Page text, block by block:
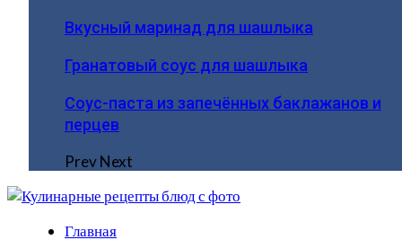
Вкусный маринад для шашлыка
Гранатовый соус для шашлыка
Соус-паста из запечённых баклажанов и
перцев
PrevNext
Главная